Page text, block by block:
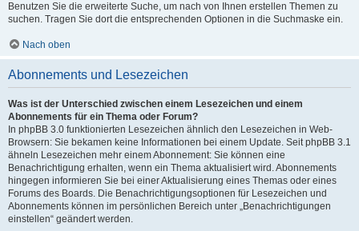
Benutzen Sie die erweiterte Suche, um nach von Ihnen erstellen Themen zu
suchen. Tragen Sie dort die entsprechenden Optionen in die Suchmaske ein.
Nach oben
Abonnements und Lesezeichen
Was ist der Unterschied zwischen einem Lesezeichen und einem
Abonnements für ein Thema oder Forum?
In phpBB 3.0 funktionierten Lesezeichen ähnlich den Lesezeichen in Web-
Browsern: Sie bekamen keine Informationen bei einem Update. Seit phpBB 3.1
ähneln Lesezeichen mehr einem Abonnement: Sie können eine
Benachrichtigung erhalten, wenn ein Thema aktualisiert wird. Abonnements
hingegen informieren Sie bei einer Aktualisierung eines Themas oder eines
Forums des Boards. Die Benachrichtigungsoptionen für Lesezeichen und
Abonnements können im persönlichen Bereich unter „Benachrichtigungen
einstellen“ geändert werden.